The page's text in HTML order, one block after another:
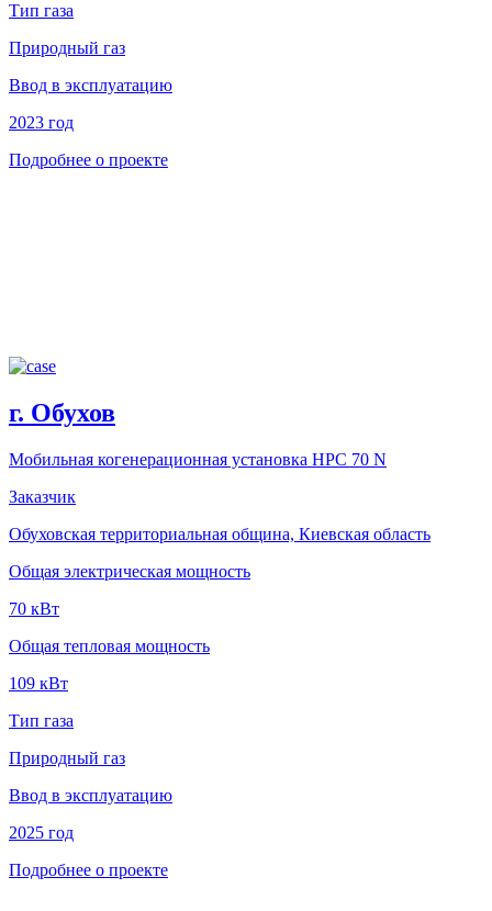
Тип газа
Природный газ
Ввод в эксплуатацию
2023 год
Подробнее о проекте
г. Обухов
Мобильная когенерационная установка HPC 70 N
Заказчик
Обуховская территориальная община, Киевская область
Общая электрическая мощность
70 кВт
Общая тепловая мощность
109 кВт
Тип газа
Природный газ
Ввод в эксплуатацию
2025 год
Подробнее о проекте